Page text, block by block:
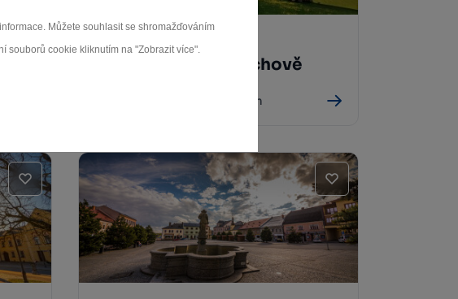
Můžete souhlasit se shromažďováním
souborů cookie kliknutím na "Zobrazit více".
Kostel sv. Michaela
archanděla ve Vítochově
Bystřice nad Pernštejnem